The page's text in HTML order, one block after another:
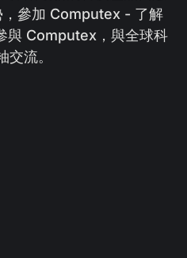
，參加 Computex - 了解
與 Computex，與全球科
交流。